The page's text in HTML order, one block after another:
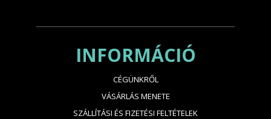
INFORMÁCIÓ
CÉGÜNKRŐL
VÁSÁRLÁS MENETE
SZÁLLÍTÁSI ÉS FIZETÉSI FELTÉTELEK